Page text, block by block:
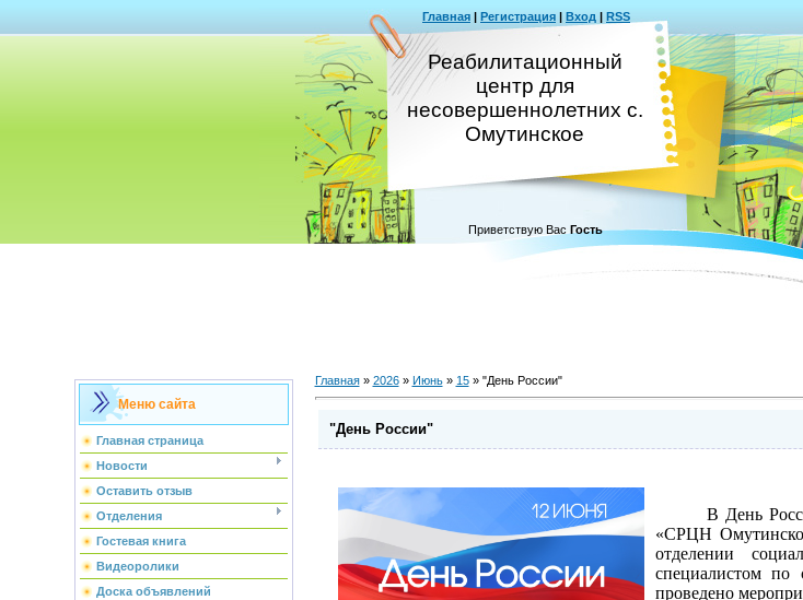
Главная | Регистрация | Вход | RSS
Реабилитационный
центр для
несовершеннолетних с.
Омутинское
Приветствую Вас Гость
Меню сайта
Главная страница
Новости
Оставить отзыв
Отделения
Гостевая книга
Видеоролики
Доска объявлений
Главная» 2026 » Июнь » 15» "День России"
"День России"
В День
«СРЦН
отделении
специалистом
проведено